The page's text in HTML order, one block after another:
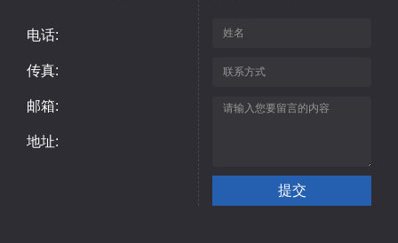
电话:
传真:
邮箱:
地址: